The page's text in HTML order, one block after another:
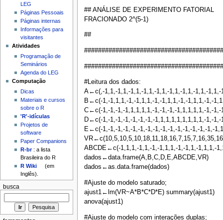
## ANÁLISE DE EXPERIMENTO FATORIAL
FRACIONADO 2^(5-1)
##
#Leitura dos dados:
A←c(,-1,1,-1,1,-1,1,-1,1,-1,1,-1,1,-1,1,-1,1,-1,1,-
B←c(-1,-1,1,1,-1,-1,1,1,-1,-1,1,1,-1,-1,1,1,-1,-
C←c(-1,-1,-1,-1,1,1,1,1,-1,-1,-1,-1,1,1,1,1,-1,-
D←c(-1,-1,-1,-1,-1,-1,-1,-1,1,1,1,1,1,1,1,1,-1,-
E←c(-1,-1,-1,-1,-1,-1,-1,-1,-1,-1,-1,-1,-1,-1,-1,-
ABCDE←c(-1,1,1,-1,1,-1,-1,1,1,-1,-1,1,-1,1,1,-
dados←data.frame(A,B,C,D,E,ABCDE,VR)
dados←as.data.frame(dados)
#Ajuste do modelo saturado;
ajust1←lm(VR~A*B*C*D*E) summary(ajust1)
anova(ajust1)
#Ajuste do modelo com interações duplas;
LEG
Páginas Pessoais
Páginas internas
Informações para
visitantes
Atividades
Programação de
Seminários
Agenda do LEG
Computação
Dicas
Materiais e cursos
sobre o R
'R'-idículas
Projetos de
software
Paper Companions
R-br: a lista
Brasileira do R
R Wiki
(em
Inglês).
busca